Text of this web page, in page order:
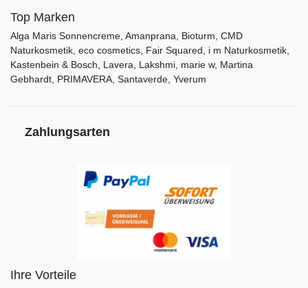
Top Marken
Alga Maris Sonnencreme, Amanprana, Bioturm, CMD
Naturkosmetik, eco cosmetics, Fair Squared, i m Naturkosmetik,
Kastenbein & Bosch, Lavera, Lakshmi, marie w, Martina
Gebhardt, PRIMAVERA, Santaverde, Yverum
Zahlungsarten
Ihre Vorteile